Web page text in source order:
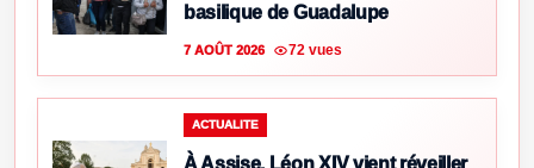
basilique de Guadalupe
7 AOÛT 2026 72 vues
ACTUALITE